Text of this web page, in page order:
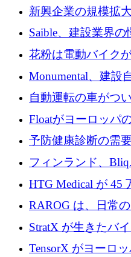
後、アムステルダ
新興企業の規模拡
した創業者を生み
Saible、建設業界
対処するために
花粉は電動バイク
ー交換ネットワー
Monumental、建設
リーズ B で 3,200
自動運転の車がつ
が世界をリードし
Floatがヨーロッパ
シリーズAで450万
予防健康診断の需
が 7 億ドルを調達
フィンランド、
認可
HTG Medical が 45
尿モニタリングを
証を獲得
RAROG は、日常
助ビーコンに変え
StratX が生きたバ
ン対策に 119 万ド
TensorX がヨーロ